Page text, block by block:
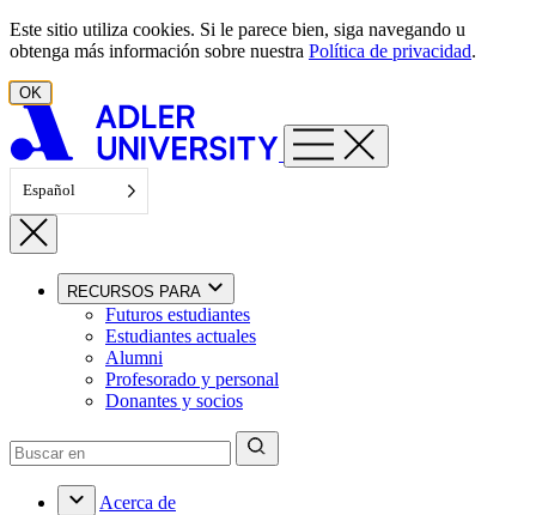
Ir al contenido
Este sitio utiliza cookies. Si le parece bien, siga navegando u
obtenga más información sobre nuestra Política de privacidad.
OK
Español
RECURSOS PARA
Futuros estudiantes
Estudiantes actuales
Alumni
Profesorado y personal
Donantes y socios
Acerca de